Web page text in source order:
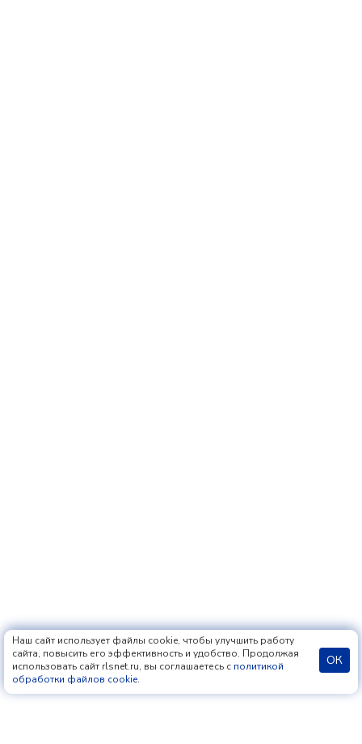
Наш сайт использует файлы cookie, чтобы улучшить работу
сайта, повысить его эффективность и удобство. Продолжая
использовать сайт rlsnet.ru, вы соглашаетесь с политикой
обработки файлов cookie.
ОК